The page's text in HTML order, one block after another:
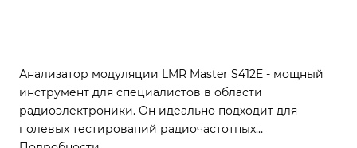
Анализатор модуляции LMR Master S412E - мощный
инструмент для специалистов в области
радиоэлектроники. Он идеально подходит для
полевых тестирований радиочастотных